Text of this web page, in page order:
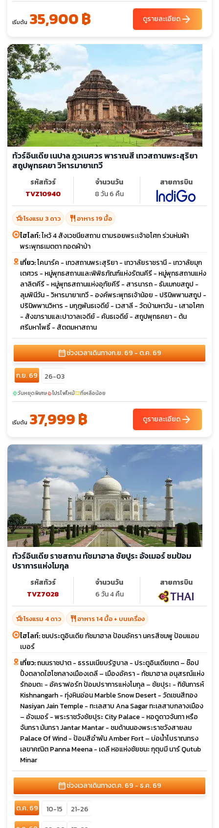
เริ่มต้น 35,900 ฿ ดูรายละเอียดarrow_forward
ทัวร์อินเดีย เนปาล ภูวเนศวร พาราณสี เทวสถานพระสุริยา
สถูปพุทธคยา วิหารมายาเทวี
รหัสทัวร์
TVZ10940
จำนวนวัน
8 วัน 6 คืน
สายการบิน
hotel_classโรงแรม 3 ดาว restaurant อาหาร 19 มื้อ
ไฮไลท์:ไหว้ 4 สังเวชนียสถาน ตามรอยพระเจ้าอโศก ร่วมห่มผ้า
พระพุทธเมตตา ทอดผ้าป่า
เที่ยว:โคนาร์ค - เทวสถานพระสุริยา - เทวาลัยราชรานี - เทวาลัยมุก
เตศวร - หมู่พุทธสถานและพิพิธภัณฑ์แห่งรัตนคีรี - หมู่พุทธสถานแห่ง
ลาลิตคีรี - หมู่พุทธสถานแห่งอุทัยคีรี - สารนารถ - ธัมเมกขสถูป -
ลุมพินีวัน - วิหารมายาเทวี - องค์พระพุทธเจ้าน้อย - ปรินิพพานสถูป -
ปรินิพพานวิหาร - มกุฎพันธเจดีย์ - เวสาลี - วัดป่ามหาวัน - เสาอโศก
- สังฆารามและปาวาลเจดีย์ - คันธเจดีย์ - สถูปพุทธคยา - ต้น
ศรีมหาโพธิ์ - สัตตมหาสถาน
calendar_monthช่วงเวลาเดินทางก.ย. 69 - ต.ค. 69
ก.ย. 69 26-03
sunnyวันหยุดพิเศษlocal_fire_departmentโปรไฟไหม้confirmation_numberที่เหลือน้อย
เริ่มต้น 37,999 ฿ ดูรายละเอียดarrow_forward
ทัวร์อินเดีย ราชสถาน ทัชมาฮาล ชัยปูระ อัจเมอร์ ชมป้อม
ปราการแห่งโมกุล
รหัสทัวร์
TVZ7028
จำนวนวัน
6 วัน 4 คืน
สายการบิน
hotel_classโรงแรม 4 ดาว restaurant อาหาร 14 มื้อ + บนเครื่อง
ไฮไลท์:ชมประตูอินเดีย ทัชมาฮาล ป้อมอัครา นครสีชมพู ป้อมแอม
เบอร์
เที่ยว:ถนนราชปาต - ธรรมเนียบรัฐบาล - ประตูอินเดียเกต – ช๊อป
ปิ้งตลาดไฮโซกลางเมืองเดลี – เมืองอัครา - ทัชมาฮาล อนุสรณ์แห่ง
รักอมตะ - อัคราฟอร์ท ป้อมปราการแห่งโมกุล – ชัยปุระ - กิชันการห์
Kishnangarh - ทุ่งหินอ่อน Marble Snow Desert - วัดเชนสีทอง
Nasiyan Jain Temple - ทะเลสาบ Ana Sagar ทะเลสาบกลางเมือง
– อัจเมอร์ - พระราชวังชัยปุระ City Palace - หอดูดาวจันทา หรือ
จันทรา มันทรา Jantar Mantar - ชมด้านนองพระราชวังสายลม
Palace Of Wind - ป้อมสีอำพัน Amber Fort – บ่อน้ำโบราณทรง
เลขาคณิต Panna Meena - เดลี หอแห่งชัยชนะ กุตุบมี นาร์ Qutub
Minar
calendar_monthช่วงเวลาเดินทางต.ค. 69 - ธ.ค. 69
ต.ค. 69 10-15
21-26